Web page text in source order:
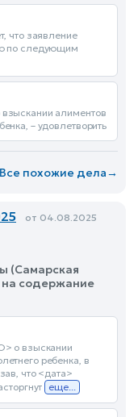
что заявление
по следующим
алиментов
– удовлетворить
Все похожие дела→
от 04.08.2025
(Самарская
на содержание
о взыскании
ребенка, в
что <дата>
еще...